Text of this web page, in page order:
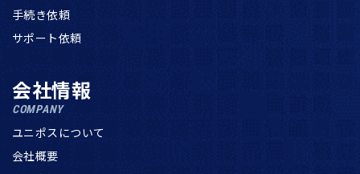
手続き依頼
サポート依頼
会社情報
COMPANY
ユニポスについて
会社概要